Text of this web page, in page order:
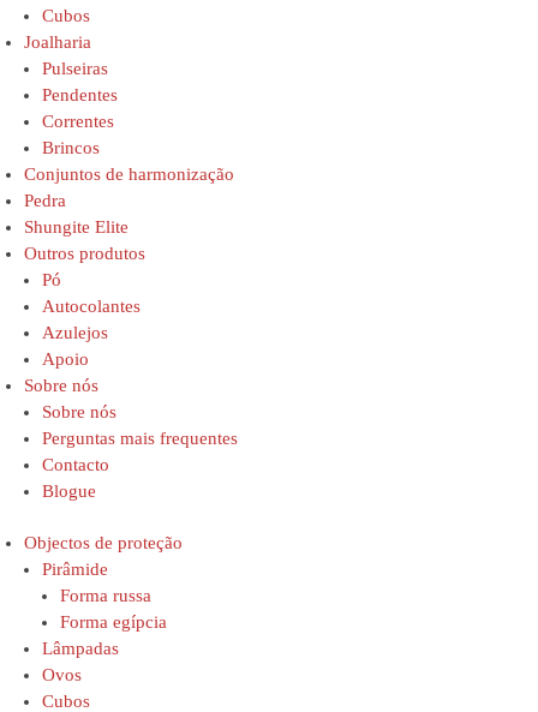
Cubos
Joalharia
Pulseiras
Pendentes
Correntes
Brincos
Conjuntos de harmonização
Pedra
Shungite Elite
Outros produtos
Pó
Autocolantes
Azulejos
Apoio
Sobre nós
Sobre nós
Perguntas mais frequentes
Contacto
Blogue
Objectos de proteção
Pirâmide
Forma russa
Forma egípcia
Lâmpadas
Ovos
Cubos